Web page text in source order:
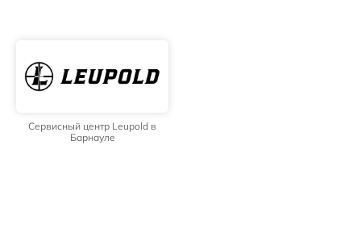
Сервисный центр Leupold в
Барнауле